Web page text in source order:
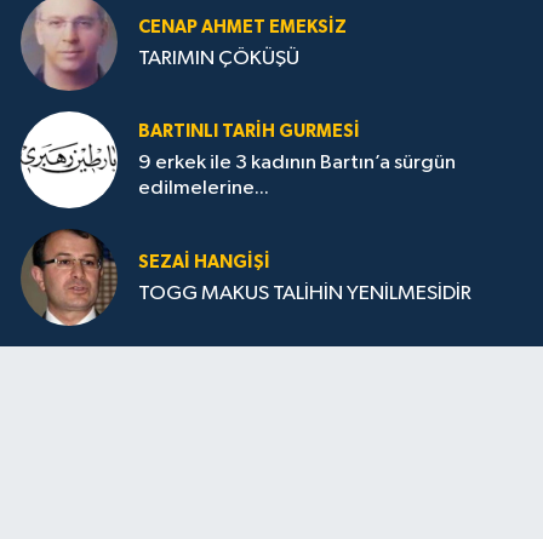
CENAP AHMET EMEKSİZ
TARIMIN ÇÖKÜŞÜ
BARTINLI TARIH GURMESI
9 erkek ile 3 kadının Bartın’a sürgün
edilmelerine...
SEZAI HANGİŞİ
TOGG MAKUS TALİHİN YENİLMESİDİR